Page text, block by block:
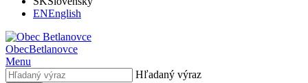
ENEnglish
ObecBetlanovce
Menu
Hľadaný výraz